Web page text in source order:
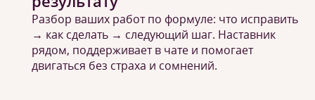
Разбор ваших работ по формуле: что исправить
→ как сделать → следующий шаг. Наставник
рядом, поддерживает в чате и помогает
двигаться без страха и сомнений.